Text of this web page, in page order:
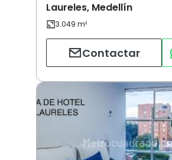
Laureles, Medellín
Contactar